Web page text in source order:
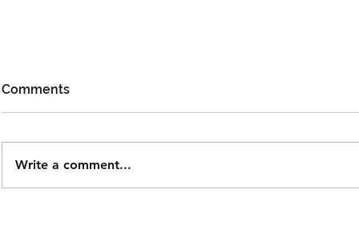
Comments
Write a comment...